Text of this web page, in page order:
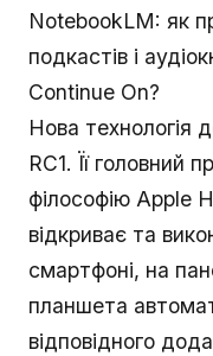
NotebookLM: як
подкастів і
Continue On?
Нова технологія
RC1. Її головний
філософію Apple
відкриває та
смартфоні, на
планшета
відповідного